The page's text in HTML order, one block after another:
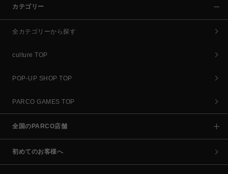
カテゴリー
全カテゴリーから探す
culture TOP
POP-UP SHOP TOP
PARCO GAMES TOP
全国のPARCO店舗
初めてのお客様へ